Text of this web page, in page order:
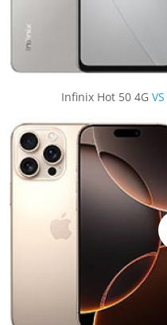
Infinix Hot 50 4G VS